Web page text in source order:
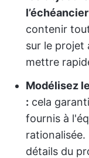
contenir
sur le projet
mettre
Modélisez
: cela
fournis à
détails du